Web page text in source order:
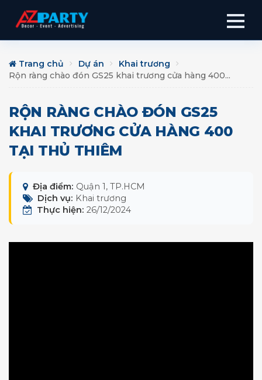
Trang chủ Dự án
Khai trương
Rộn ràng chào đón GS25 khai trương cửa hàng 400...
RỘN RÀNG CHÀO ĐÓN GS25
KHAI TRƯƠNG CỬA HÀNG 400
TẠI THỦ THIÊM
Địa điểm: Quận 1, TP.HCM
Dịch vụ: Khai trương
Thực hiện: 26/12/2024